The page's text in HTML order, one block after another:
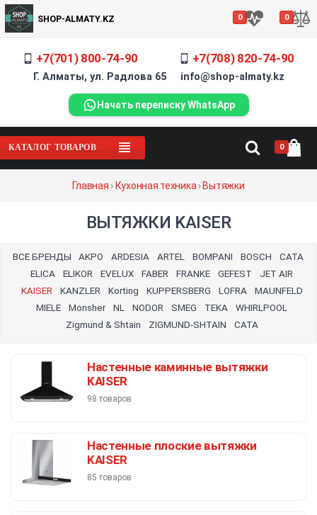
SHOP-ALMATY.KZ 0 0
рейтинг
лучшие
встраиваемая
встроенная
+на
кухню
кухонные
какую
отвода
600
официальный
жир
встроенную
островная
угольная
полновстроенная
почистить
+7(701) 800-74-90 +7(708) 820-74-90
Г. Алматы, ул. Радлова 65 info@shop-almaty.kz
Начать переписку WhatsApp
КАТАЛОГ ТОВАРОВ 0
Главная ›Кухонная техника ›Вытяжки
ВЫТЯЖКИ KAISER
ВСЕ БРЕНДЫ AKPO ARDESIA ARTEL BOMPANI BOSCH
CATA
ELICA
ELIKOR EVELUX FABER FRANKE GEFEST
JET AIR
KAISER
KANZLER Korting KUPPERSBERG LOFRA
MAUNFELD
MIELE
Monsher NL NODOR SMEG TEKA
WHIRLPOOL
Zigmund & Shtain
ZIGMUND-SHTAIN СATA
Настенные каминные вытяжки
KAISER
98 товаров
Настенные плоские вытяжки
KAISER
85 товаров